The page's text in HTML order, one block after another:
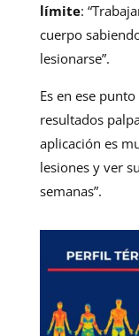
límite:
cuerpo
lesionarse”.
Es en ese
resultados
aplicación es
lesiones y ver
semanas”.